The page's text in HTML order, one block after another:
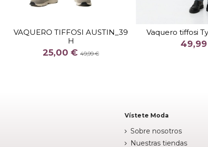
VAQUERO TIFFOSI AUSTIN_39
H
25,00 €49,99 €
COLOR
AZUL
Vaquero tiffosi
Vístete Moda
Sobre nosotros
Nuestras tiendas